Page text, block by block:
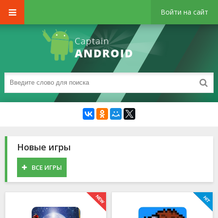
Войти на сайт
Новые игры
ВСЕ ИГРЫ